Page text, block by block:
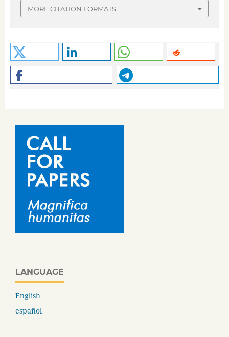
MORE CITATION FORMATS
LANGUAGE
English
español